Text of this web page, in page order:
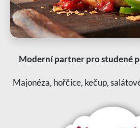
Moderní partner pro studené
Majonéza, hořčice, kečup,